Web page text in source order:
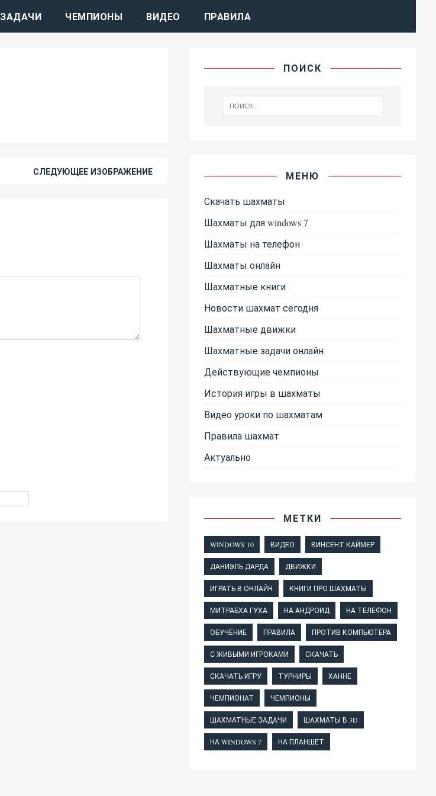
ЗАДАЧИ ЧЕМПИОНЫ ВИДЕО ПРАВИЛА
СЛЕДУЮЩЕЕ ИЗОБРАЖЕНИЕ
ПОИСК
МЕНЮ
Скачать шахматы
Шахматы для windows 7
Шахматы на телефон
Шахматы онлайн
Шахматные книги
Новости шахмат сегодня
Шахматные движки
Шахматные задачи онлайн
Действующие чемпионы
История игры в шахматы
Видео уроки по шахматам
Правила шахмат
Актуально
МЕТКИ
WINDOWS 10 ВИДЕО ВИНСЕНТ КАЙМЕР
ДАНИЭЛЬ ДАРДА ДВИЖКИ
ИГРАТЬ В ОНЛАЙН КНИГИ ПРО ШАХМАТЫ
МИТРАБХА ГУХА НА АНДРОИД НА ТЕЛЕФОН
ОБУЧЕНИЕ ПРАВИЛА ПРОТИВ КОМПЬЮТЕРА
С ЖИВЫМИ ИГРОКАМИ СКАЧАТЬ
СКАЧАТЬ ИГРУ ТУРНИРЫ ХАННЕ
ЧЕМПИОНАТ ЧЕМПИОНЫ
ШАХМАТНЫЕ ЗАДАЧИ ШАХМАТЫ В 3D
НА WINDOWS 7 НА ПЛАНШЕТ